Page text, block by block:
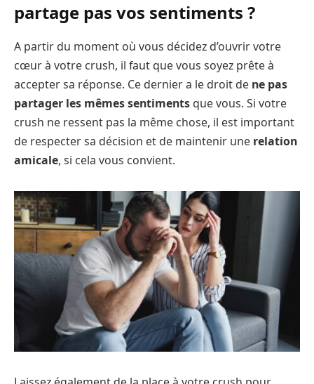
partage pas vos sentiments ?
A partir du moment où vous décidez d’ouvrir votre
cœur à votre crush, il faut que vous soyez prête à
accepter sa réponse. Ce dernier a le droit de ne pas
partager les mêmes sentiments que vous. Si votre
crush ne ressent pas la même chose, il est important
de respecter sa décision et de maintenir une relation
amicale, si cela vous convient.